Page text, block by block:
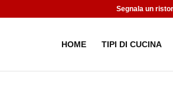
Segnala un
HOME TIPI DI CUCINA